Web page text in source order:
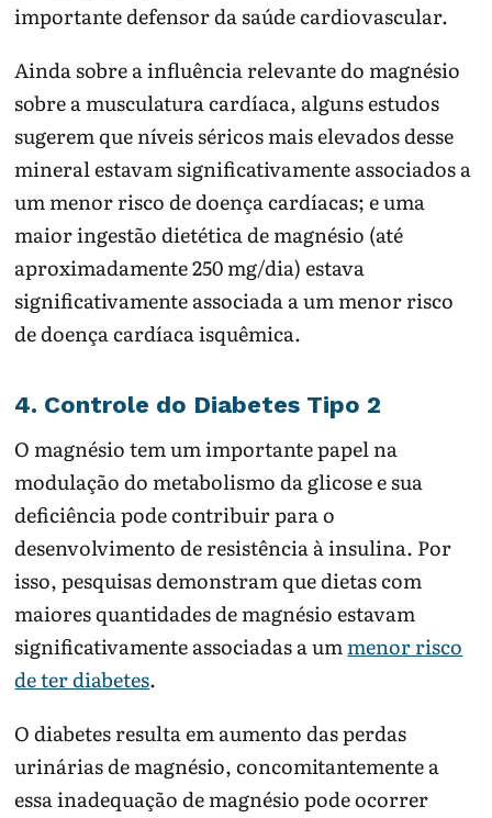
importante defensor da saúde cardiovascular.
Ainda sobre a influência relevante do magnésio
sobre a musculatura cardíaca, alguns estudos
sugerem que níveis séricos mais elevados desse
mineral estavam significativamente associados a
um menor risco de doença cardíacas; e uma
maior ingestão dietética de magnésio (até
aproximadamente 250 mg/dia) estava
significativamente associada a um menor risco
de doença cardíaca isquêmica.
4. Controle do Diabetes Tipo 2
O magnésio tem um importante papel na
modulação do metabolismo da glicose e sua
deficiência pode contribuir para o
desenvolvimento de resistência à insulina. Por
isso, pesquisas demonstram que dietas com
maiores quantidades de magnésio estavam
significativamente associadas a ummenor risco
de ter diabetes.
O diabetes resulta em aumento das perdas
urinárias de magnésio, concomitantemente a
essa inadequação de magnésio pode ocorrer